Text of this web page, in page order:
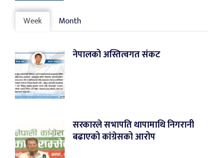
Week Month
नेपालको अस्तित्वगत संकट
सरकारले सभापति थापामाथि निगरानी
बढाएको कांग्रेसको आरोप